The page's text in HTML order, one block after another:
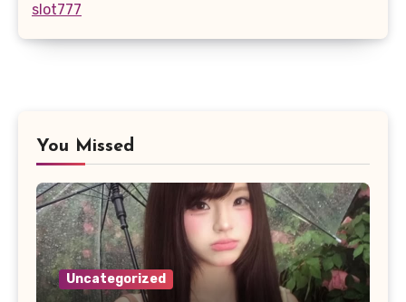
slot777
You Missed
Uncategorized